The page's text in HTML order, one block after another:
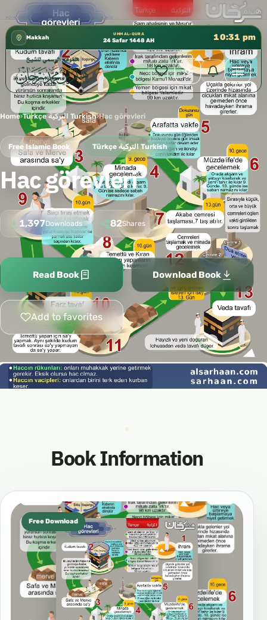
كتب الشيخ هيثم سرحان حفظه الله متوفرة
Makkah
UMM AL-QURA
24 Safar 1448 AH 10:31 pm
Home› Türkçe التركية Turkish›Hac görevleri
Free Islamic Book Türkçe التركية Turkish
Hac görevleri
1,397Downloads 82Shares
Read Book Download Book
Add to favorites
Book Information
Free Download